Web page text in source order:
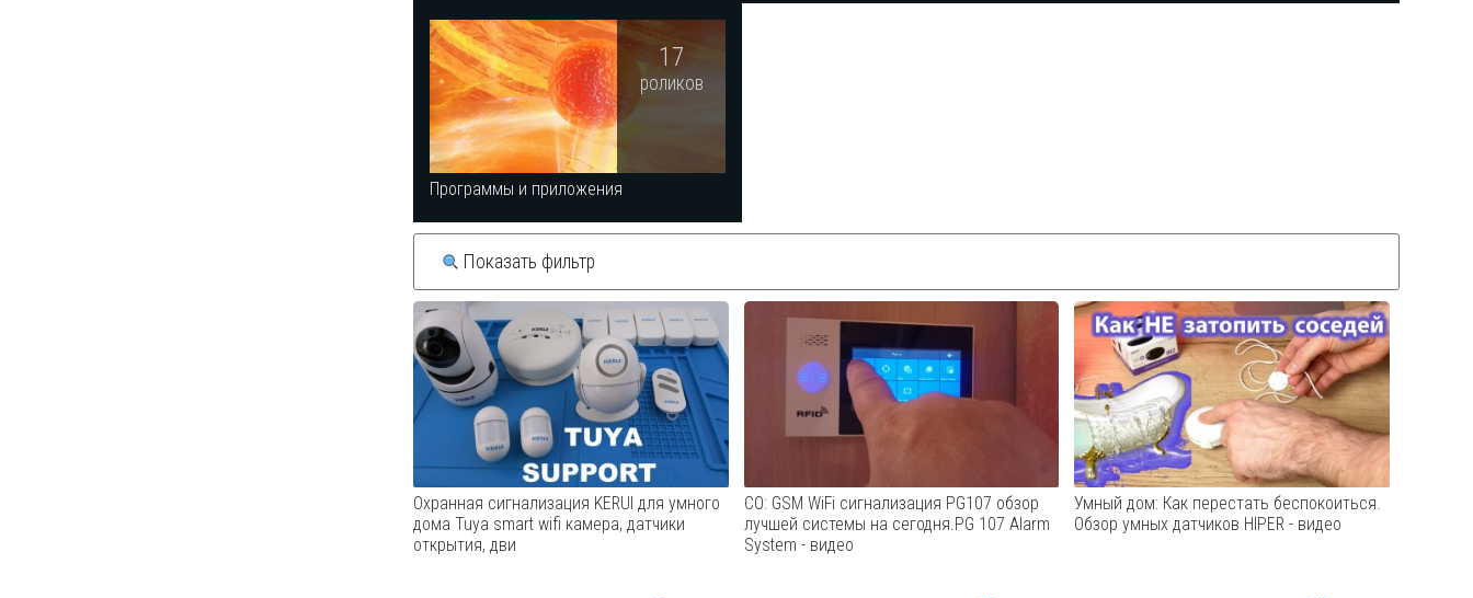
17
роликов
Программы и приложения
Показать фильтр
Охранная сигнализация KERUI для умного
дома Tuya smart wifi камера, датчики
открытия, дви
СО: GSM WiFi сигнализация PG107 обзор
лучшей системы на сегодня.PG 107 Alarm
System - видео
Умный дом: Как перестать беспокоиться.
Обзор умных датчиков HIPER - видео